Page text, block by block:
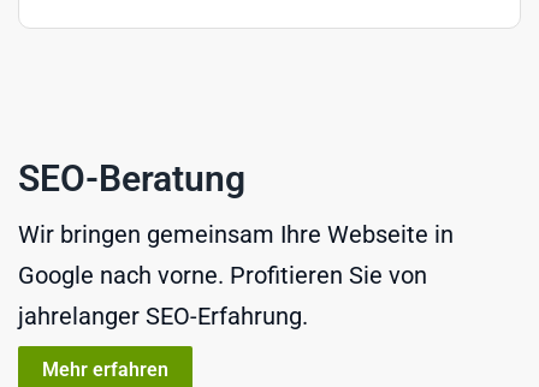
SEO-Beratung
Wir bringen gemeinsam Ihre Webseite in
Google nach vorne. Profitieren Sie von
jahrelanger SEO-Erfahrung.
Mehr erfahren